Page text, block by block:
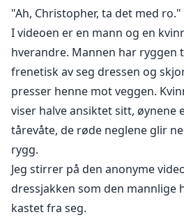
Alle sa at Christopher Valence
forstanden, desperat etter å
ubetydelige ekskone. Ingen
Royston på en annen manns
hull hadde blitt revet gjennom
ønsket at han kunne drepe sitt
"Hope, vær så snill, kom tilbake
Med blodsprengte øyne knelte
og ba ydmykt. Hope innså
sanne.
Han hadde virkelig blitt gal.
(Jeg anbefaler på det sterkeste
"Ah, Christopher, ta det med ro."
I videoen er en mann og en
hverandre. Mannen har ryggen
frenetisk av seg dressen og
presser henne mot veggen.
viser halve ansiktet sitt, øynene
tårevåte, de røde neglene glir
rygg.
Jeg stirrer på den anonyme
dressjakken som den mannlige
kastet fra seg.